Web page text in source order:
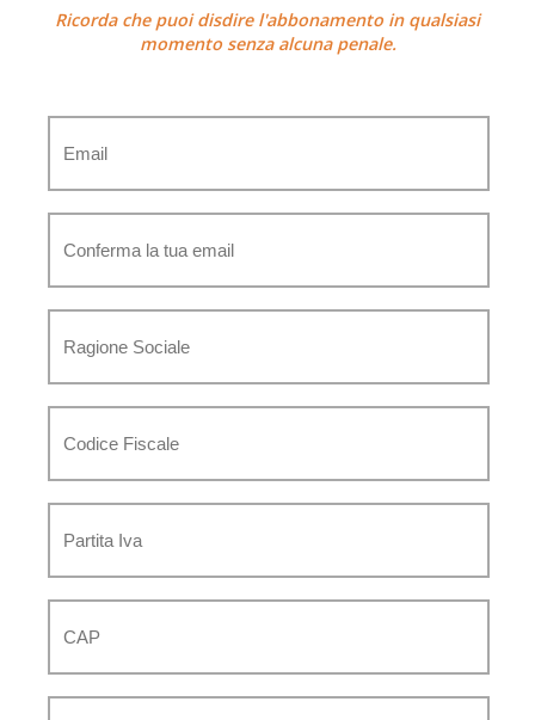
Ricorda che puoi disdire l'abbonamento in qualsiasi
momento senza alcuna penale.